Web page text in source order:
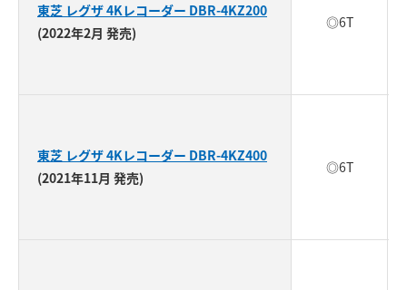
東芝 レグザ 4Kレコーダー DBR-4KZ200
(2022年2月 発売)
◎6T
東芝 レグザ 4Kレコーダー DBR-4KZ400
(2021年11月 発売)
◎6T